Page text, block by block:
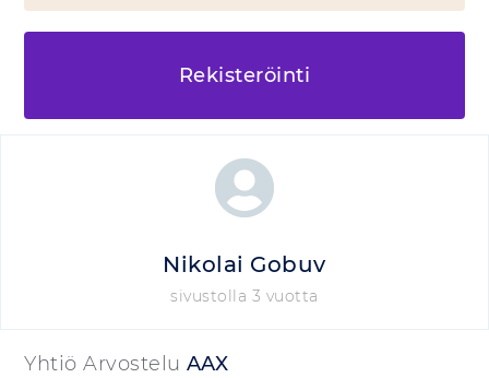
Rekisteröinti
Yhtiö Arvostelu AAX
Nikolai Gobuv
sivustolla 3 vuotta